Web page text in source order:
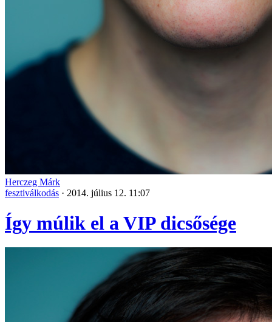
Herczeg Márk
fesztiválkodás · 2014. július 12. 11:07
Így múlik el a VIP dicsősége